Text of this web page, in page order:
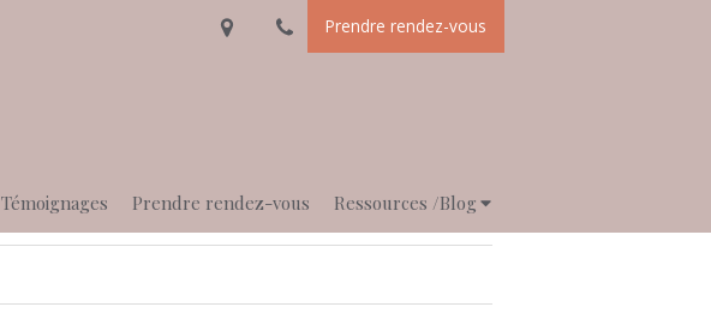
Prendre rendez-vous
Témoignages Prendre rendez-vous Ressources /Blog